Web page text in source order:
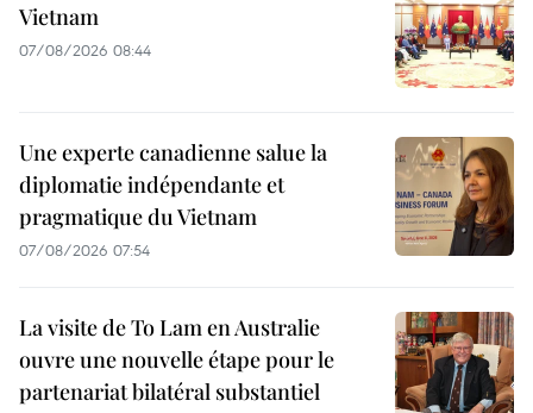
Vietnam
07/08/2026 08:44
Une experte canadienne salue la
diplomatie indépendante et
pragmatique du Vietnam
07/08/2026 07:54
La visite de To Lam en Australie
ouvre une nouvelle étape pour le
partenariat bilatéral substantiel